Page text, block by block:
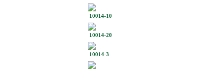
10014-10
10014-20
10014-3